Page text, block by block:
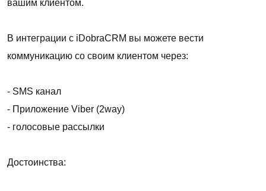
вашим клиентом.
В интеграции с iDobraCRM вы можете вести
коммуникацию со своим клиентом через:
- SMS канал
- Приложение Viber (2way)
- голосовые рассылки
Достоинства: